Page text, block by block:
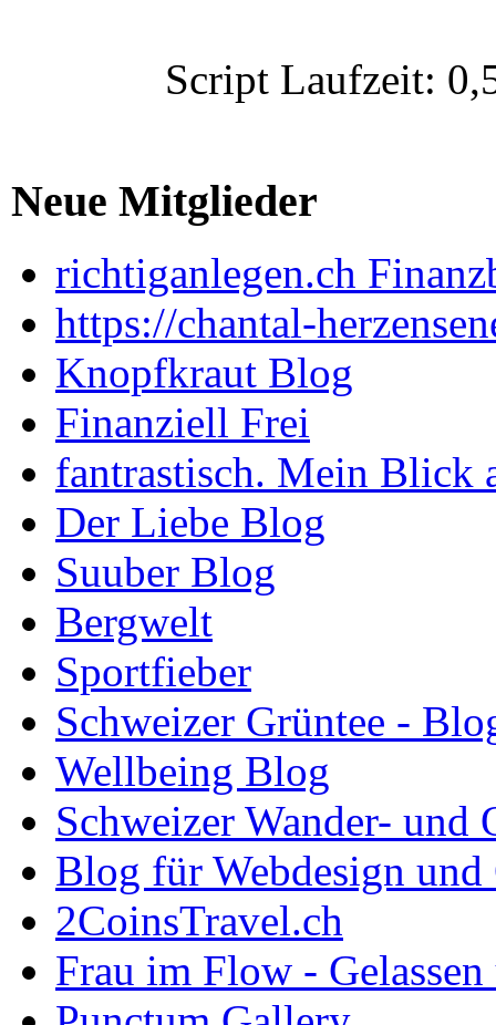
Script Laufzeit:
Neue Mitglieder
richtiganlegen.ch
https://chantal-
Knopfkraut Blog
Finanziell Frei
fantrastisch. Mein Blick
Der Liebe Blog
Suuber Blog
Bergwelt
Sportfieber
Schweizer Grüntee -
Wellbeing Blog
Schweizer Wander- und
Blog für Webdesign
2CoinsTravel.ch
Frau im Flow -